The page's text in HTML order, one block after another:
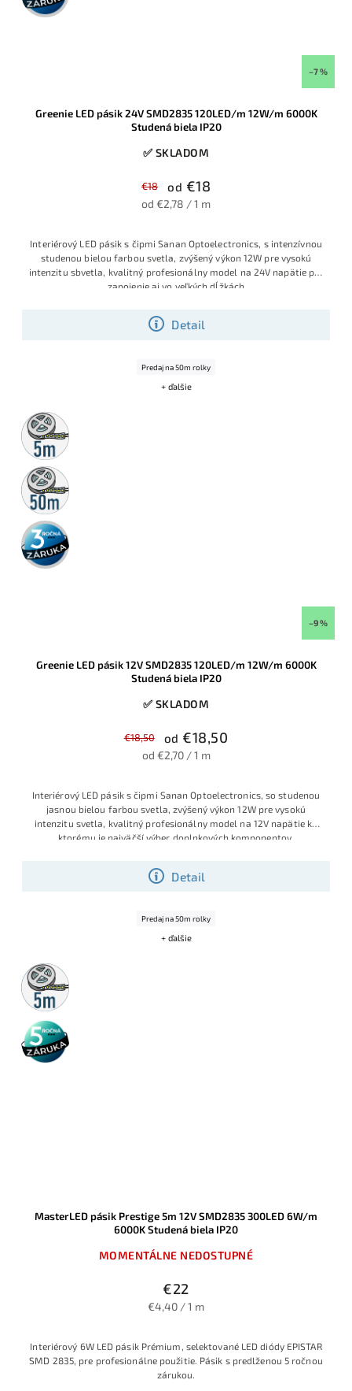
–7 %
Greenie LED pásik 24V SMD2835 120LED/m 12W/m 6000K
Studená biela IP20
✅ SKLADOM
€18 od €18
od €2,78 / 1 m
Detail
Interiérový LED pásik s čipmi Sanan Optoelectronics, s intenzívnou
studenou bielou farbou svetla, zvýšený výkon 12W pre vysokú
intenzitu sbvetla, kvalitný profesionálny model na 24V napätie pre
zapojenie aj vo veľkých dĺžkách
Predaj na 50m rolky
+ ďalšie
5m
rolka
50m
rolka
3 roky
záruka
–9 %
Greenie LED pásik 12V SMD2835 120LED/m 12W/m 6000K
Studená biela IP20
✅ SKLADOM
€18,50 od €18,50
od €2,70 / 1 m
Detail
Interiérový LED pásik s čipmi Sanan Optoelectronics, so studenou
jasnou bielou farbou svetla, zvýšený výkon 12W pre vysokú
intenzitu svetla, kvalitný profesionálny model na 12V napätie ku
ktorému je najväčší výber doplnkových komponentov
Predaj na 50m rolky
+ ďalšie
5m
rolka
5 rokov
záruka
MasterLED pásik Prestige 5m 12V SMD2835 300LED 6W/m
6000K Studená biela IP20
MOMENTÁLNE NEDOSTUPNÉ
€22
€4,40 / 1 m
Interiérový 6W LED pásik Prémium, selektované LED diódy EPISTAR
SMD 2835, pre profesionálne použitie. Pásik s predlženou 5 ročnou
zárukou.